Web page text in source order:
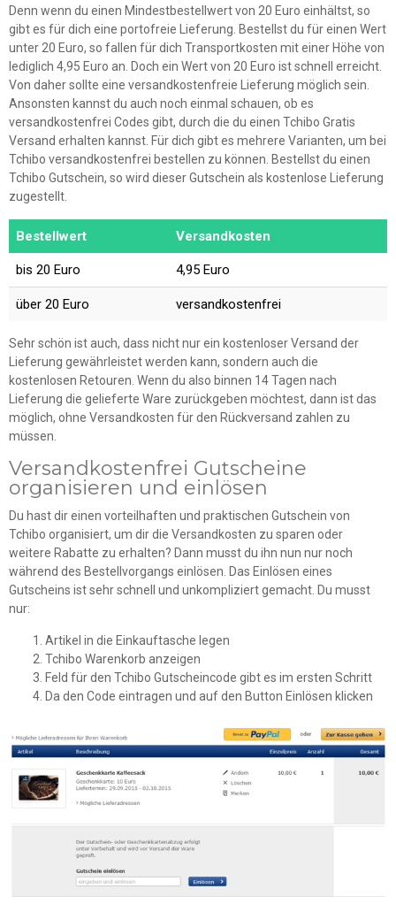
Denn wenn du einen Mindestbestellwert von 20 Euro einhältst, so
gibt es für dich eine portofreie Lieferung. Bestellst du für einen Wert
unter 20 Euro, so fallen für dich Transportkosten mit einer Höhe von
lediglich 4,95 Euro an. Doch ein Wert von 20 Euro ist schnell erreicht.
Von daher sollte eine versandkostenfreie Lieferung möglich sein.
Ansonsten kannst du auch noch einmal schauen, ob es
versandkostenfrei Codes gibt, durch die du einen Tchibo Gratis
Versand erhalten kannst. Für dich gibt es mehrere Varianten, um bei
Tchibo versandkostenfrei bestellen zu können. Bestellst du einen
Tchibo Gutschein, so wird dieser Gutschein als kostenlose Lieferung
zugestellt.
Bestellwert Versandkosten
bis 20 Euro 4,95 Euro
über 20 Euro versandkostenfrei
Sehr schön ist auch, dass nicht nur ein kostenloser Versand der
Lieferung gewährleistet werden kann, sondern auch die
kostenlosen Retouren. Wenn du also binnen 14 Tagen nach
Lieferung die gelieferte Ware zurückgeben möchtest, dann ist das
möglich, ohne Versandkosten für den Rückversand zahlen zu
müssen.
Versandkostenfrei Gutscheine
organisieren und einlösen
Du hast dir einen vorteilhaften und praktischen Gutschein von
Tchibo organisiert, um dir die Versandkosten zu sparen oder
weitere Rabatte zu erhalten? Dann musst du ihn nun nur noch
während des Bestellvorgangs einlösen. Das Einlösen eines
Gutscheins ist sehr schnell und unkompliziert gemacht. Du musst
nur:
Artikel in die Einkauftasche legen
Tchibo Warenkorb anzeigen
Feld für den Tchibo Gutscheincode gibt es im ersten Schritt
Da den Code eintragen und auf den Button Einlösen klicken